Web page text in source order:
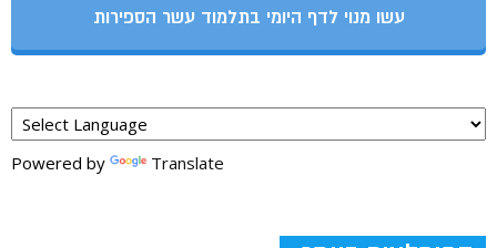
עשו מנוי לדף היומי בתלמוד עשר הספירות
Powered by Translate